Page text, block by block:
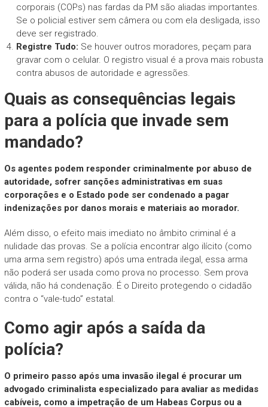
corporais (COPs) nas fardas da PM são aliadas importantes.
Se o policial estiver sem câmera ou com ela desligada, isso
deve ser registrado.
Registre Tudo: Se houver outros moradores, peçam para
gravar com o celular. O registro visual é a prova mais robusta
contra abusos de autoridade e agressões.
Quais as consequências legais
para a polícia que invade sem
mandado?
Os agentes podem responder criminalmente por abuso de
autoridade, sofrer sanções administrativas em suas
corporações e o Estado pode ser condenado a pagar
indenizações por danos morais e materiais ao morador.
Além disso, o efeito mais imediato no âmbito criminal é a
nulidade das provas. Se a polícia encontrar algo ilícito (como
uma arma sem registro) após uma entrada ilegal, essa arma
não poderá ser usada como prova no processo. Sem prova
válida, não há condenação. É o Direito protegendo o cidadão
contra o “vale-tudo” estatal.
Como agir após a saída da
polícia?
O primeiro passo após uma invasão ilegal é procurar um
advogado criminalista especializado para avaliar as medidas
cabíveis, como a impetração de um Habeas Corpus ou a